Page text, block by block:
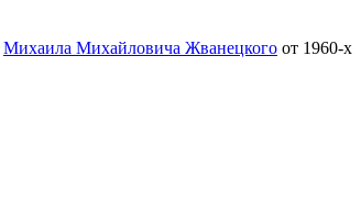
Михаила Михайловича Жванецкого от 1960-х